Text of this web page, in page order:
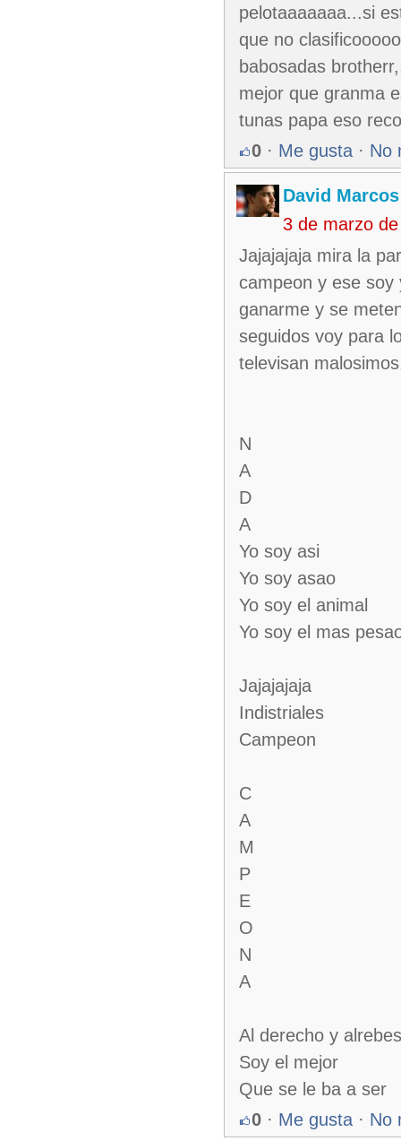
pelotaaaaaaa...si
que no
babosadas
mejor que granma
tunas papa eso
0 · Me gusta · No
David Marcos
3 de marzo
Jajajajaja mira la
campeon y ese
ganarme y se
seguidos voy para
televisan
N
A
D
A
Yo soy asi
Yo soy asao
Yo soy el animal
Yo soy el mas
Jajajajaja
Indistriales
Campeon
C
A
M
P
E
O
N
A
Al derecho y alrebes
Soy el mejor
Que se le ba a ser
0 · Me gusta · No